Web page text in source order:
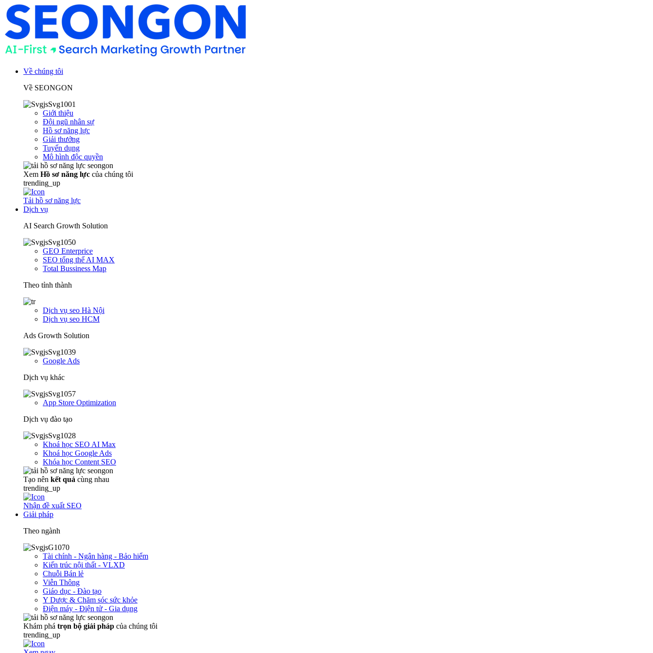
Về chúng tôi
Về SEONGON
Giới thiệu
Đội ngũ nhân sự
Hồ sơ năng lực
Giải thưởng
Tuyển dụng
Mô hình độc quyền
Xem Hồ sơ năng lực của chúng tôi
trending_up
Tải hồ sơ năng lực
Dịch vụ
AI Search Growth Solution
GEO Enterprice
SEO tổng thể AI MAX
Total Bussiness Map
Theo tỉnh thành
Dịch vụ seo Hà Nội
Dịch vụ seo HCM
Ads Growth Solution
Google Ads
Dịch vụ khác
App Store Optimization
Dịch vụ đào tạo
Khoá học SEO AI Max
Khoá học Google Ads
Khóa học Content SEO
Tạo nên kết quả cùng nhau
trending_up
Nhận đề xuất SEO
Giải pháp
Theo ngành
Tài chính - Ngân hàng - Bảo hiểm
Kiến trúc nội thất - VLXD
Chuỗi Bán lẻ
Viễn Thông
Giáo dục - Đào tạo
Y Dược & Chăm sóc sức khỏe
Điện máy - Điện tử - Gia dụng
Khám phá trọn bộ giải pháp của chúng tôi
trending_up